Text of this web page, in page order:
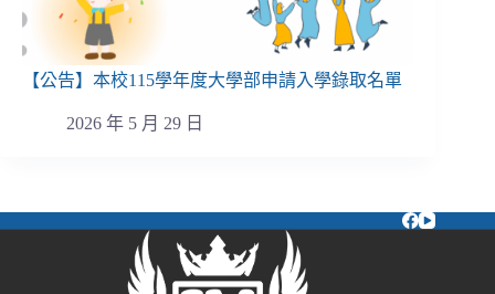
【公告】本校115學年度大學部申請入學錄取名單
2026 年 5 月 29 日